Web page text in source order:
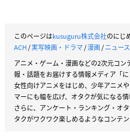
このページはkusuguru株式会社のにじ
ACH/実写映画・ドラマ/漫画/ニュース
アニメ・ゲーム・漫画などの2次元コ
報・話題をお届けする情報メディア「に
女性向けアニメをはじめ、少年アニメ
マーにも幅を広げ、オタクが気になる
さらに、アンケート・ランキング・オ
タクがワクワク楽しめるようなコンテン